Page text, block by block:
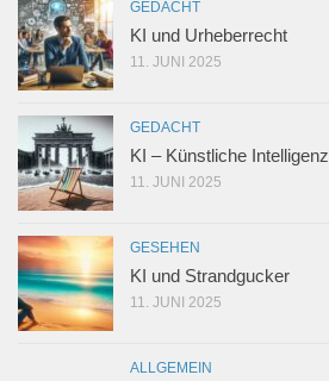
GEDACHT
KI und Urheberrecht
11. JUNI 2025
GEDACHT
KI – Künstliche Intelligenz
11. JUNI 2025
GESEHEN
KI und Strandgucker
11. JUNI 2025
ALLGEMEIN